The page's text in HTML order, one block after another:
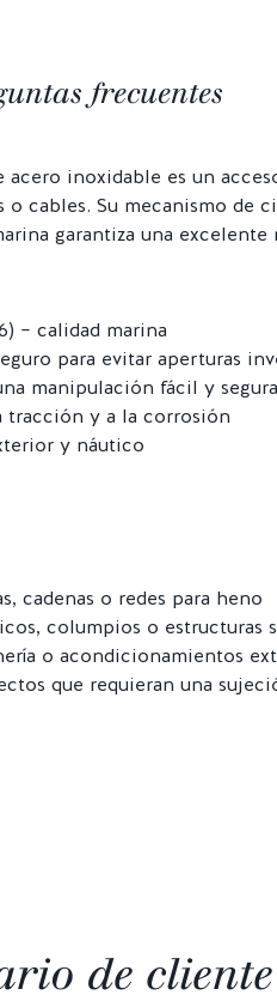
frecuentes
acero inoxidable es un
o cables. Su mecanismo
garantiza una
– calidad marina
para evitar aperturas
manipulación fácil y segura
tracción y a la corrosión
y náutico
cadenas o redes para heno
columpios o estructuras
o acondicionamientos
que requieran una
de cliente